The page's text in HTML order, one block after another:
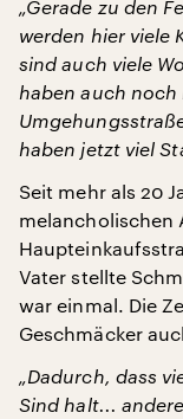
„Gerade zu den
werden hier viele
sind auch viele
haben auch noch
haben jetzt viel
Seit mehr als 20
melancholischen
Vater stellte
war einmal. Die
Geschmäcker
„Dadurch, dass
Sind halt...